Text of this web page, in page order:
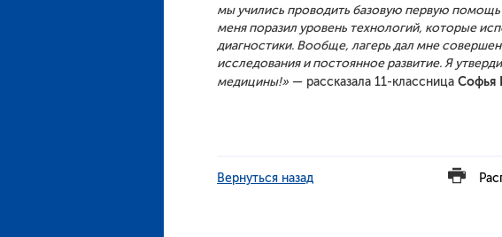
мы учились проводить базовую первую помощь
меня поразил уровень технологий, которые
диагностики. Вообще, лагерь дал мне
исследования и постоянное развитие. Я
медицины!» — рассказала 11-классница Софья
Вернуться назад